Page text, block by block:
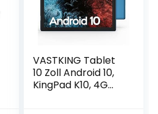
VASTKING Tablet
10 Zoll Android 10,
KingPad K10, 4G